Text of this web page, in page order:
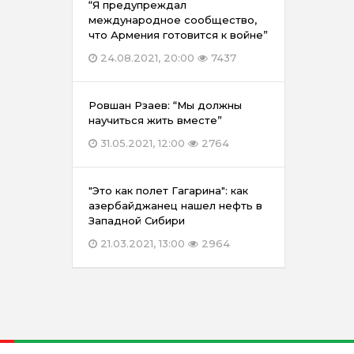
“Я предупреждал
международное сообщество,
что Армения готовится к войне”
24.08.2021, 20:00
7437
Ровшан Рзаев: “Мы должны
научиться жить вместе”
31.05.2021, 12:00
2764
"Это как полет Гагарина": как
азербайджанец нашел нефть в
Западной Сибири
21.03.2021, 13:00
2964